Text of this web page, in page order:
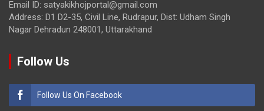
Email ID: satyakikhojportal@gmail.com
Address: D1 D2-35, Civil Line, Rudrapur, Dist: Udham Singh
Nagar Dehradun 248001, Uttarakhand
Follow Us
Follow Us On Facebook